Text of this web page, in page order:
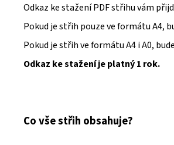
Odkaz ke stažení PDF střihu vám
Pokud je střih pouze ve formátu A4,
Pokud je střih ve formátu A4 i A0,
Odkaz ke stažení je platný 1 rok.
Co vše střih obsahuje?